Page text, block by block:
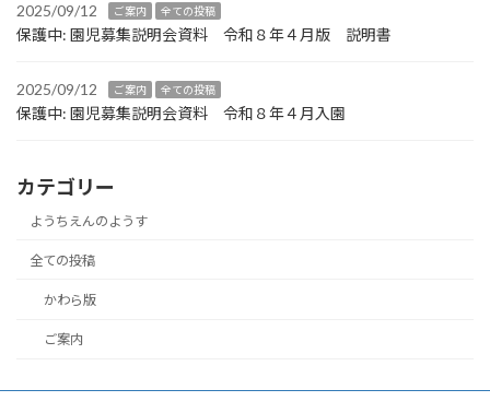
2025/09/12 ご案内 全ての投稿
保護中: 園児募集説明会資料 令和８年４月版 説明書
2025/09/12 ご案内 全ての投稿
保護中: 園児募集説明会資料 令和８年４月入園
カテゴリー
ようちえんのようす
全ての投稿
かわら版
ご案内